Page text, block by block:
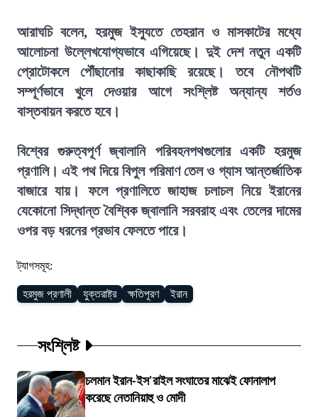
আরাঘচি বলেন, হরমুজ ইস্যুতে তেহরান ও মাসকাটের মধ্যে
আলোচনা উল্লেখযোগ্যভাবে এগিয়েছে। দুই দেশ নতুন একটি
প্রোটোকলে পৌঁছানোর কাছাকাছি রয়েছে। তবে নৌপথটি
সম্পূর্ণভাবে খুলে দেওয়ার আগে সংশ্লিষ্ট অন্যান্য শর্তও
বাস্তবায়ন করতে হবে।
বিশ্বের গুরুত্বপূর্ণ জ্বালানি পরিবহনপথগুলোর একটি হরমুজ
প্রণালি। এই পথ দিয়ে বিপুল পরিমাণ তেল ও গ্যাস আন্তর্জাতিক
বাজারে যায়। ফলে প্রণালিতে জাহাজ চলাচল নিয়ে ইরানের
যেকোনো সিদ্ধান্ত বৈশ্বিক জ্বালানি সরবরাহ এবং তেলের দামের
ওপর বড় ধরনের প্রভাব ফেলতে পারে।
ট্যাগসমূহ:
হরমুজ প্রণালী যুক্তরাষ্ট্র ক্ষতিপূরণ ইরান
সংশ্লিষ্ট
চলমান ইরান-ইস'রাইল সংঘাতের মাঝেই ফোনালাপ
করেছে নেতানিয়াহু ও মোদী